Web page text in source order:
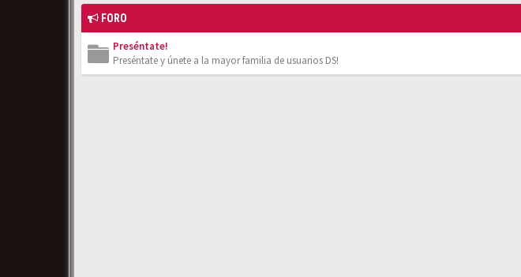
FORO
Preséntate!
Preséntate y únete a la mayor familia de usuarios DS!